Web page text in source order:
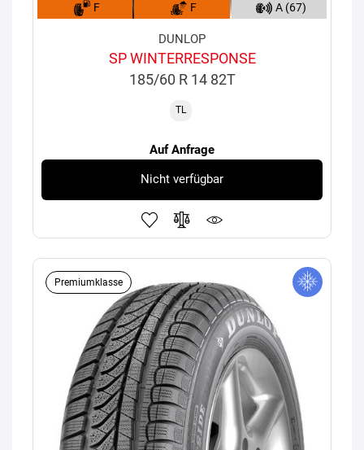
F F A (67)
DUNLOP
SP WINTERRESPONSE
185/60 R 14 82T
TL
Auf Anfrage
Nicht verfügbar
Premiumklasse